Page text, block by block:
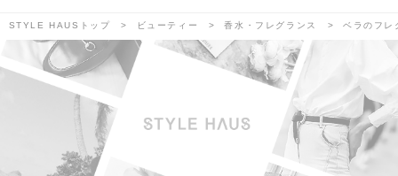
STYLE HAUSトップ ビューティー 香水・フレグランス ベラのフレ